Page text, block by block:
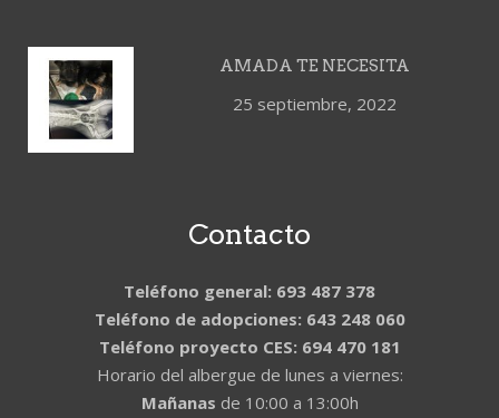
AMADA TE NECESITA
25 septiembre, 2022
Contacto
Teléfono general: 693 487 378
Teléfono de adopciones: 643 248 060
Teléfono proyecto CES: 694 470 181
Horario del albergue de lunes a viernes:
Mañanas de 10:00 a 13:00h